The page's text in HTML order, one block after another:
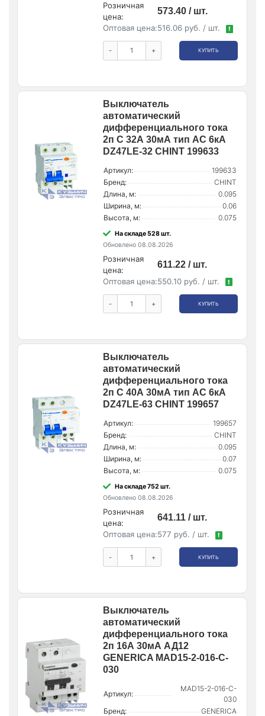
Розничная
цена:
573.40 / шт.
Оптовая цена:516.06 руб. / шт. !
- + КУПИТЬ
Выключатель
автоматический
дифференциального тока
2п C 32А 30мА тип AC 6кА
DZ47LE-32 CHINT 199633
Артикул:
199633
Бренд:
CHINT
Длина, м:
0.095
Ширина, м:
0.06
Высота, м:
0.075
На складе 528 шт.
Обновлено 08.08.2026
Розничная
цена:
611.22 / шт.
Оптовая цена:550.10 руб. / шт. !
- + КУПИТЬ
Выключатель
автоматический
дифференциального тока
2п C 40А 30мА тип AC 6кА
DZ47LE-63 CHINT 199657
Артикул:
199657
Бренд:
CHINT
Длина, м:
0.095
Ширина, м:
0.07
Высота, м:
0.075
На складе 752 шт.
Обновлено 08.08.2026
Розничная
цена:
641.11 / шт.
Оптовая цена:577 руб. / шт. !
- + КУПИТЬ
Выключатель
автоматический
дифференциального тока
2п 16А 30мА АД12
GENERICA MAD15-2-016-C-
030
Артикул:
MAD15-2-016-C-
030
Бренд:
GENERICA